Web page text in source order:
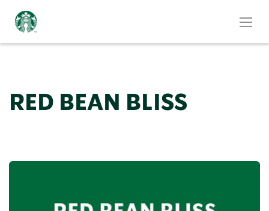
RED BEAN BLISS